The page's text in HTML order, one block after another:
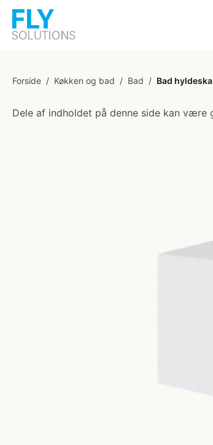
Forside / Køkken og bad / Bad / Bad
Dele af indholdet på denne side kan være